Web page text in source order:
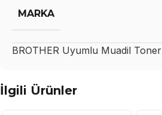
MARKA
BROTHER Uyumlu Muadil Toner
İlgili Ürünler